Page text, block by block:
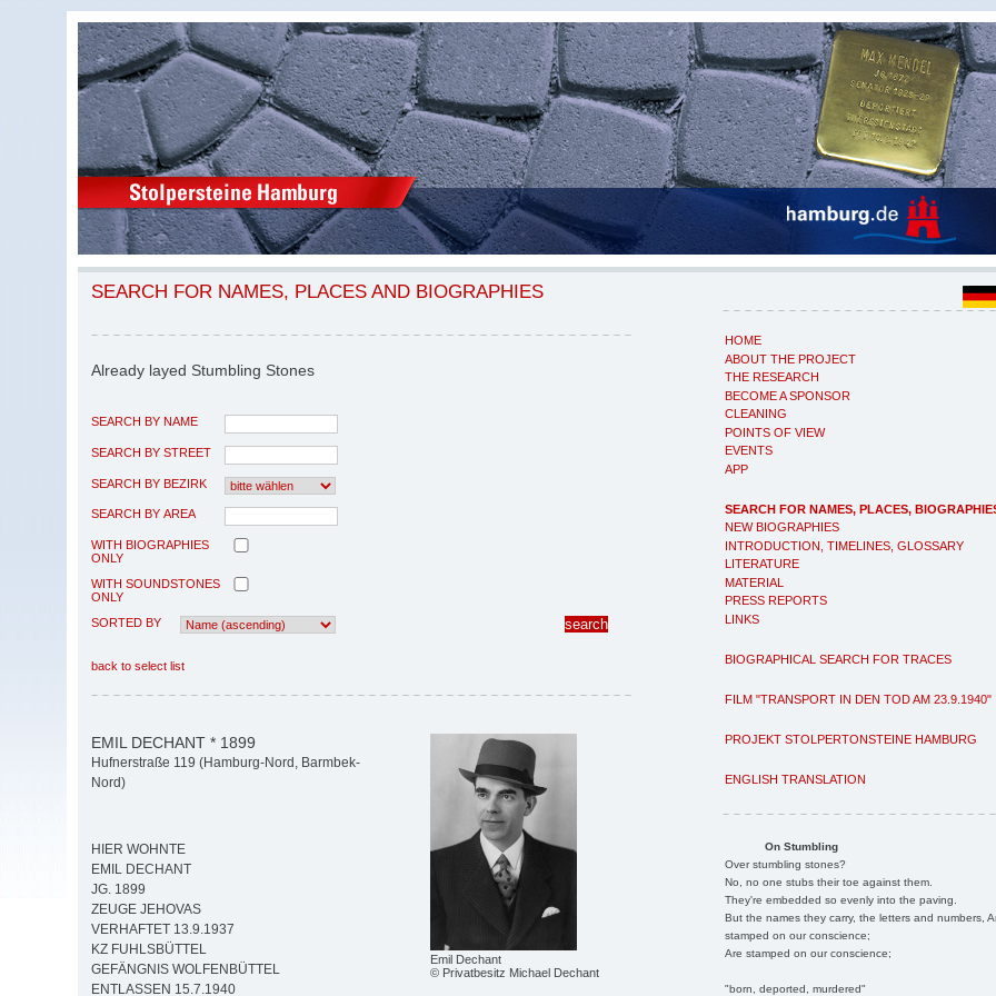
HOME
ABOUT THE PROJECT
THE RESEARCH
BECOME A SPONSOR
CLEANING
POINTS OF VIEW
EVENTS
APP
SEARCH FOR NAMES, PLACES,
NEW BIOGRAPHIES
INTRODUCTION, TIMELINES, GLOSSARY
LITERATURE
MATERIAL
PRESS REPORTS
LINKS
BIOGRAPHICAL SEARCH FOR TRACES
FILM "TRANSPORT IN DEN TOD AM 23.9.1940"
PROJEKT STOLPERTONSTEINE HAMBURG
ENGLISH TRANSLATION
On Stumbling
Over stumbling stones?
No, no one stubs their toe against them.
They're embedded so evenly into the paving.
But the names they carry, the letters and numbers,
stamped on our conscience;
Are stamped on our conscience;
"born, deported, murdered"
SEARCH FOR NAMES, PLACES AND BIOGRAPHIES
Already layed Stumbling Stones
SEARCH BY NAME
SEARCH BY STREET
SEARCH BY BEZIRK
SEARCH BY AREA
WITH BIOGRAPHIES
ONLY
WITH SOUNDSTONES
ONLY
SORTED BY
back to select list
Emil Dechant
© Privatbesitz Michael Dechant
EMIL DECHANT * 1899
Hufnerstraße 119 (Hamburg-Nord, Barmbek-
Nord)
HIER WOHNTE
EMIL DECHANT
JG. 1899
ZEUGE JEHOVAS
VERHAFTET 13.9.1937
KZ FUHLSBÜTTEL
GEFÄNGNIS WOLFENBÜTTEL
ENTLASSEN 15.7.1940